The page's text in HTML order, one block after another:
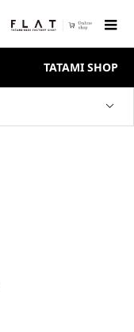
TATAMI SHOP